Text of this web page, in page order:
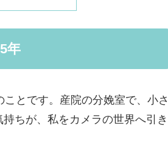
年
とです。 産院の分娩室で、小さ
ちが、私をカメラの世界へ引き